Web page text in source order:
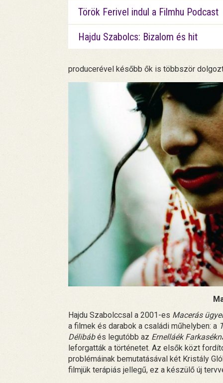
Török Ferivel indul a Filmhu Podcast
Hajdu Szabolcs: Bizalom és hit
producerével később ők is többször
Hajdu Szabolccsal a 2001-es Macerás
a filmek és darabok a családi műhelyben: a
Délibábés legutóbb az Ernelláék
leforgatták a történetet. Az elsők közt
problémáinak bemutatásával két Kristály
filmjük terápiás jellegű, ez a készülő új